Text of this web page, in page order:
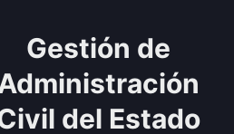
Gestión de
del Estado